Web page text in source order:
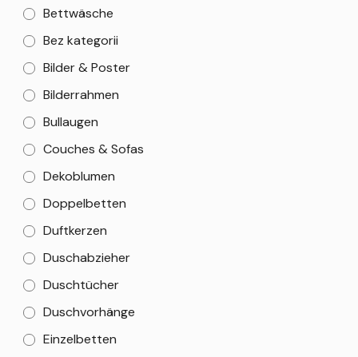
Bettwäsche
Bez kategorii
Bilder & Poster
Bilderrahmen
Bullaugen
Couches & Sofas
Dekoblumen
Doppelbetten
Duftkerzen
Duschabzieher
Duschtücher
Duschvorhänge
Einzelbetten